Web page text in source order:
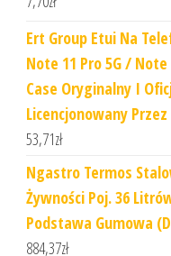
Ert Group Etui Na
Note 11 Pro 5G / Note
Case Oryginalny I
Licencjonowany
53,71zł
Ngastro Termos
Żywności Poj. 36
Podstawa Gumowa
884,37zł